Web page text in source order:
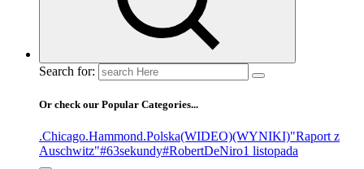
Search for:
Or check our Popular Categories...
.Chicago.Hammond.Polska(WIDEO)(WYNIKI)"Raport z
Auschwitz"#63sekundy#RobertDeNiro1 listopada